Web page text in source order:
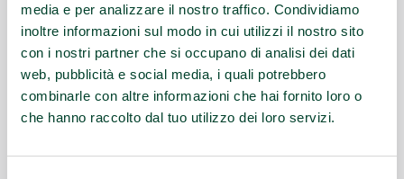
media e per analizzare il nostro traffico. Condividiamo
inoltre informazioni sul modo in cui utilizzi il nostro sito
con i nostri partner che si occupano di analisi dei dati
web, pubblicità e social media, i quali potrebbero
combinarle con altre informazioni che hai fornito loro o
che hanno raccolto dal tuo utilizzo dei loro servizi.